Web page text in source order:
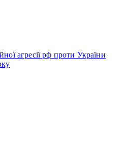
агресії рф проти України